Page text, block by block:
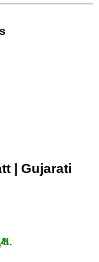
| Gujarati